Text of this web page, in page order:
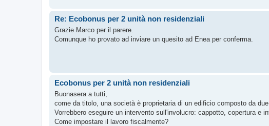
Re: Ecobonus per 2 unità non residenziali
Grazie Marco per il parere.
Comunque ho provato ad inviare un quesito ad Enea per conferma.
Ecobonus per 2 unità non residenziali
Buonasera a tutti,
come da titolo, una società è proprietaria di un edificio composto da
Vorrebbero eseguire un intervento sull'involucro: cappotto, copertura e
Come impostare il lavoro fiscalmente?